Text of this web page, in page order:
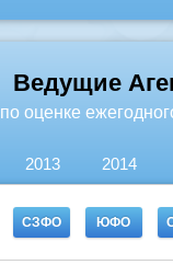
Ведущие
по оценке
2013 2014
СЗФО ЮФО